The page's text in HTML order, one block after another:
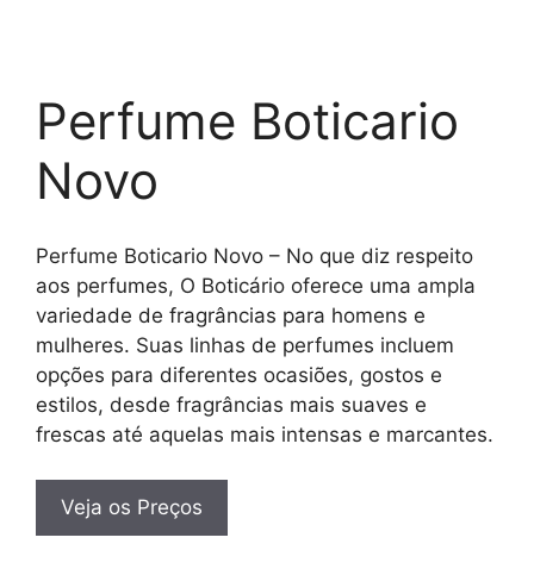
Perfume Boticario
Novo
Perfume Boticario Novo – No que diz respeito
aos perfumes, O Boticário oferece uma ampla
variedade de fragrâncias para homens e
mulheres. Suas linhas de perfumes incluem
opções para diferentes ocasiões, gostos e
estilos, desde fragrâncias mais suaves e
frescas até aquelas mais intensas e marcantes.
Veja os Preços